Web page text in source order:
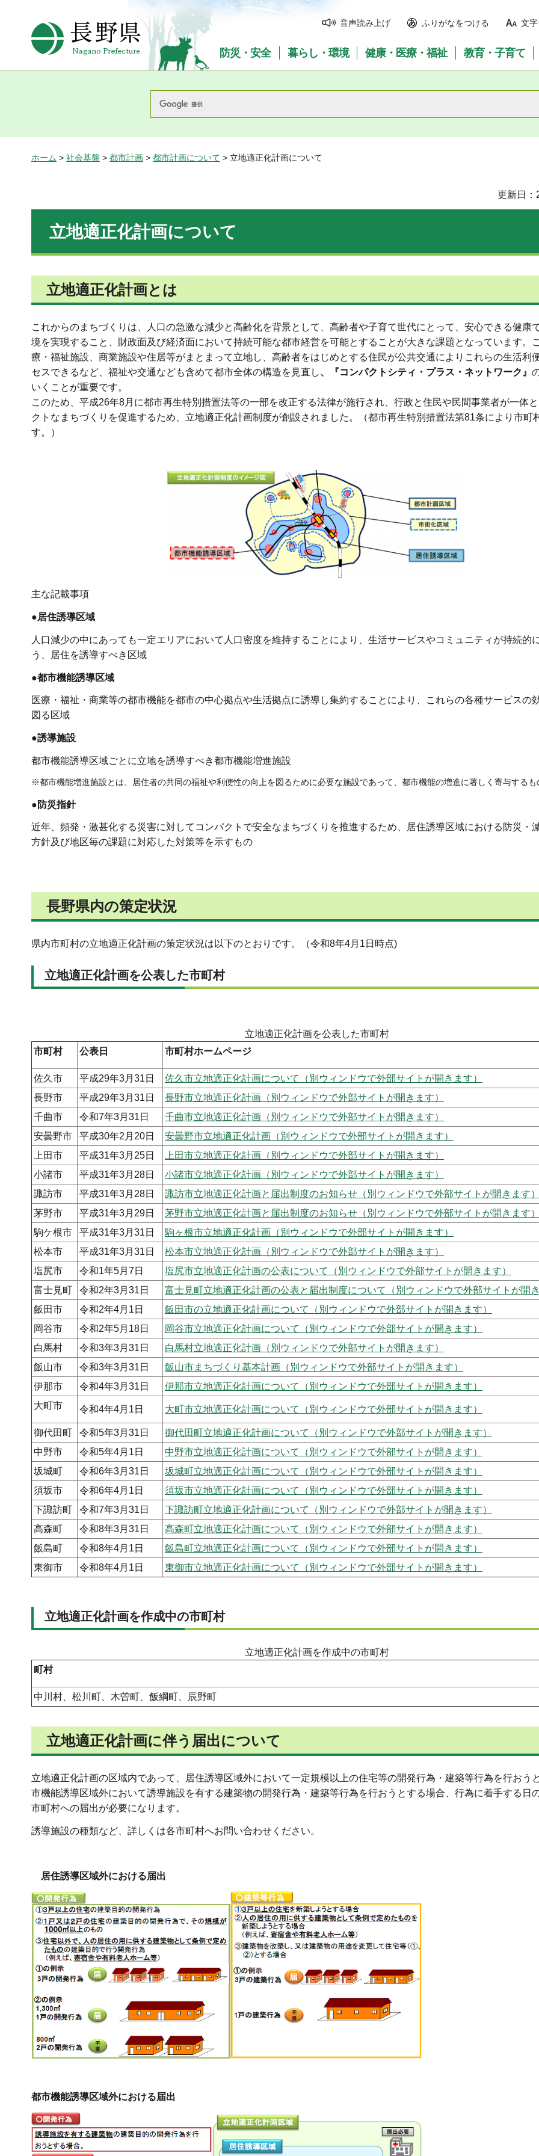
長野県Nagano Prefecture
音声読み上げ ふりがなをつける 文
防災・安全 暮らし・環境 健康・医療・福祉 教育・子育て
ホーム > 社会基盤 > 都市計画 > 都市計画について > 立地適正化計画について
更新日：
立地適正化計画について
立地適正化計画とは
これからのまちづくりは、人口の急激な減少と高齢化を背景として、高齢者や子育て世代にとって、安心できる健康
境を実現すること、財政面及び経済面において持続可能な都市経営を可能とすることが大きな課題となっています。
療・福祉施設、商業施設や住居等がまとまって立地し、高齢者をはじめとする住民が公共交通によりこれらの生活利
セスできるなど、福祉や交通なども含めて都市全体の構造を見直し、『コンパクトシティ・プラス・ネットワーク』
いくことが重要です。
このため、平成26年8月に都市再生特別措置法等の一部を改正する法律が施行され、行政と住民や民間事業者が一体
クトなまちづくりを促進するため、立地適正化計画制度が創設されました。（都市再生特別措置法第81条により市町
す。）
主な記載事項
●居住誘導区域
人口減少の中にあっても一定エリアにおいて人口密度を維持することにより、生活サービスやコミュニティが持続的
う、居住を誘導すべき区域
●都市機能誘導区域
医療・福祉・商業等の都市機能を都市の中心拠点や生活拠点に誘導し集約することにより、これらの各種サービスの
図る区域
●誘導施設
都市機能誘導区域ごとに立地を誘導すべき都市機能増進施設
※都市機能増進施設とは、居住者の共同の福祉や利便性の向上を図るために必要な施設であって、都市機能の増進に著しく 寄与するも
●防災指針
近年、頻発・激甚化する災害に対してコンパクトで安全なまちづくりを推進するため、居住誘導区域における防災・
方針及び地区毎の課題に対応した対策等を示すもの
長野県内の策定状況
県内市町村の立地適正化計画の策定状況は以下のとおりです。（令和8年4月1日時点)
立地適正化計画を公表した市町村
立地適正化計画を公表した市町村
市町村
公表日 市町村ホームページ
佐久市 平成29年3月31日
佐久市立地適正化計画について（別ウィンドウで外部サイトが開きます）
長野市
平成29年3月31日
長野市立地適正化計画（別ウィンドウで外部サイトが開きます）
千曲市
令和7年3月31日
千曲市立地適正化計画（別ウィンドウで外部サイトが開きます）
安曇野市
平成30年2月20日
安曇野市立地適正化計画（別ウィンドウで外部サイトが開きます）
上田市
平成31年3月25日
上田市立地適正化計画（別ウィンドウで外部サイトが開きます）
小諸市
平成31年3月28日
小諸市立地適正化計画（別ウィンドウで外部サイトが開きます）
諏訪市
平成31年3月28日
諏訪市立地適正化計画と届出制度のお知らせ（別ウィンドウで外部サイトが開きます）
茅野市
平成31年3月29日
茅野市立地適正化計画と届出制度のお知らせ（別ウィンドウで外部サイトが開きます）
駒ケ根市
平成31年3月31日
駒ヶ根市立地適正化計画（別ウィンドウで外部サイトが開きます）
松本市
平成31年3月31日
松本市立地適正化計画（別ウィンドウで外部サイトが開きます）
塩尻市
令和1年5月7日
塩尻市立地適正化計画の公表について（別ウィンドウで外部サイトが開きます）
富士見町
令和2年3月31日
富士見町立地適正化計画の公表と届出制度について（別ウィンドウで外部サイトが開き
飯田市
令和2年4月1日
飯田市の立地適正化計画について（別ウィンドウで外部サイトが開きます）
岡谷市
令和2年5月18日
岡谷市立地適正化計画について（別ウィンドウで外部サイトが開きます）
白馬村
令和3年3月31日
白馬村立地適正化計画（別ウィンドウで外部サイトが開きます）
飯山市
令和3年3月31日
飯山市まちづくり基本計画（別ウィンドウで外部サイトが開きます）
伊那市
令和4年3月31日
伊那市立地適正化計画について（別ウィンドウで外部サイトが開きます）
大町市
令和4年4月1日 大町市立地適正化計画について（別ウィンドウで外部サイトが開きます）
御代田町 令和5年3月31日
御代田町立地適正化計画について（別ウィンドウで外部サイトが開きます）
中野市
令和5年4月1日
中野市立地適正化計画について（別ウィンドウで外部サイトが開きます）
坂城町
令和6年3月31日
坂城町立地適正化計画について（別ウィンドウで外部サイトが開きます）
須坂市
令和6年4月1日
須坂市立地適正化計画について（別ウィンドウで外部サイトが開きます）
下諏訪町
令和7年3月31日
下諏訪町立地適正化計画について（別ウィンドウで外部サイトが開きます）
高森町
令和8年3月31日
高森町立地適正化計画について（別ウィンドウで外部サイトが開きます）
飯島町
令和8年4月1日
飯島町立地適正化計画について（別ウィンドウで外部サイトが開きます）
東御市
令和8年4月1日 東御市立地適正化計画について（別ウィンドウで外部サイトが開きます）
立地適正化計画を作成中の市町村
立地適正化計画を作成中の市町村
町村
中川村、松川町、木曽町、飯綱町、辰野町
立地適正化計画に伴う届出について
立地適正化計画の区域内であって、居住誘導区域外において一定規模以上の住宅等の開発行為・建築等行為を行おう
市機能誘導区域外において誘導施設を有する建築物の開発行為・建築等行為を行おうとする場合、行為に着手する日
市町村への届出が必要になります。
誘導施設の種類など、詳しくは各市町村へお問い合わせください。
居住誘導区域外における届出
都市機能誘導区域外における届出